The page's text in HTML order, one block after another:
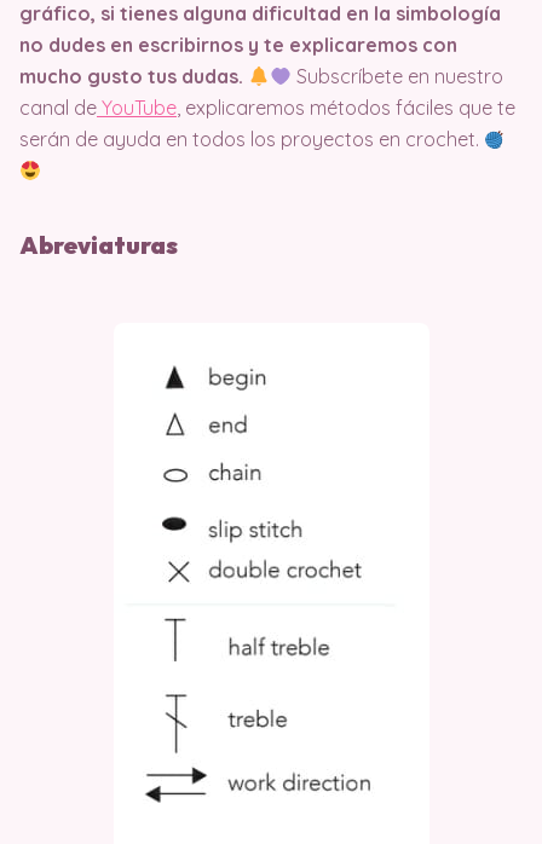
gráfico, si tienes alguna dificultad en la simbología
no dudes en escribirnos y te explicaremos con
mucho gusto tus dudas.
Subscríbete en nuestro
canal de YouTube, explicaremos métodos fáciles que te
serán de ayuda en todos los proyectos en crochet.
Abreviaturas